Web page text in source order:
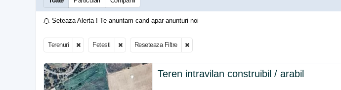
Seteaza Alerta ! Te anuntam cand apar anunturi noi
Terenuri Fetesti Reseteaza Filtre
Teren intravilan construibil / arabil